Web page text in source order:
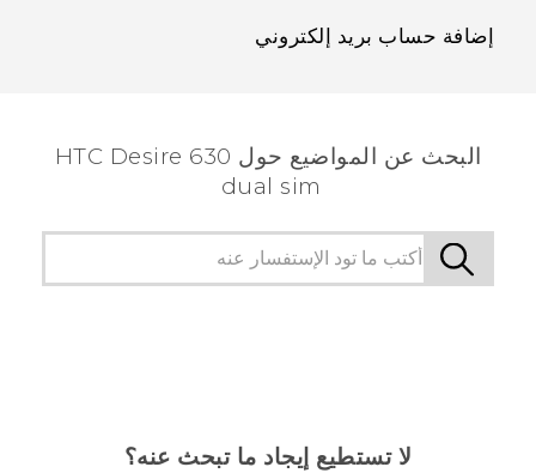
إضافة حساب بريد إلكتروني
البحث عن المواضيع حول HTC Desire 630
dual sim
لا تستطيع إيجاد ما تبحث عنه؟